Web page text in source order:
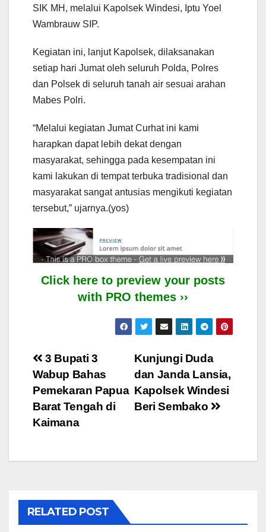
SIK MH, melalui Kapolsek Windesi, Iptu Yoel
Wambrauw SIP.
Kegiatan ini, lanjut Kapolsek, dilaksanakan
setiap hari Jumat oleh seluruh Polda, Polres
dan Polsek di seluruh tanah air sesuai arahan
Mabes Polri.
“Melalui kegiatan Jumat Curhat ini kami
harapkan dapat lebih dekat dengan
masyarakat, sehingga pada kesempatan ini
kami lakukan di tempat terbuka tradisional dan
masyarakat sangat antusias mengikuti kegiatan
tersebut,” ujarnya.(yos)
Click here to preview your posts
with PRO themes ››
Post
navigation
Kunjungi Duda
dan Janda Lansia,
Kapolsek Windesi
Beri Sembako
3 Bupati 3
Wabup Bahas
Pemekaran Papua
Barat Tengah di
Kaimana
RELATED POST